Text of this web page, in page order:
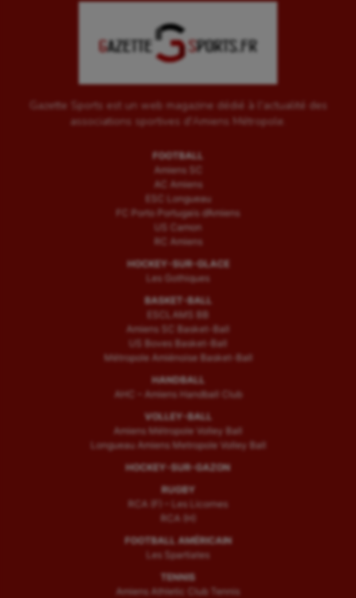
Gazette Sports est un web magazine dédié à l'actualité des
associations sportives d'Amiens Métropole.
FOOTBALL
Amiens SC
AC Amiens
ESC Longueau
FC Porto Portugais d’Amiens
US Camon
RC Amiens
HOCKEY-SUR-GLACE
Les Gothiques
BASKET-BALL
ESCLAMS BB
Amiens SC Basket-Ball
US Boves Basket-Ball
Métropole Amiénoise Basket-Ball
HANDBALL
AHC – Amiens Handball Club
VOLLEY-BALL
Amiens Métropole Volley Ball
Longueau Amiens Metropole Volley Ball
HOCKEY-SUR-GAZON
RUGBY
RCA (F) – Les Licornes
RCA (H)
FOOTBALL AMÉRICAIN
Les Spartiates
TENNIS
Amiens Athletic Club Tennis